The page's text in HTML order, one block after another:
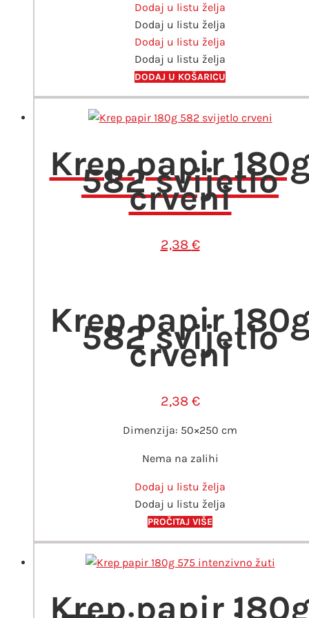
600
bijeli
količina
Dodaj u listu želja
Dodaj u listu želja
Dodaj u listu želja
Dodaj u listu želja
DODAJ U KOŠARICU
Krep papir
582 svijetlo
crveni
2,38 €
Krep papir
582 svijetlo
crveni
2,38 €
Dimenzija: 50×250 cm
Nema na zalihi
Dodaj u listu želja
Dodaj u listu želja
PROČITAJ VIŠE
Krep papir